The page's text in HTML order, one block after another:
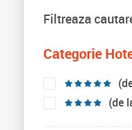
Filtreaza
Categorie
(de